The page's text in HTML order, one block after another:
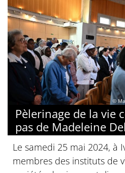
©
Pèlerinage de la vie
pas de Madeleine
Le samedi 25 mai 2024, à
membres des instituts de